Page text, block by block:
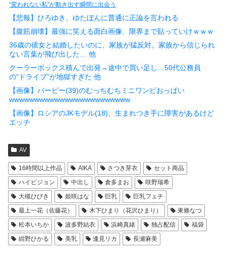
“変われない私”が動き出す瞬間に出会う
【悲報】ひろゆき、ゆたぼんに普通に正論を言われる
【腹筋崩壊】最強に笑える面白画像、限界まで貼っていけｗｗｗ
36歳の彼女と結婚したいのに、家族が猛反対。家族から信じられ
ない言葉が飛び出した… 他
クーラーボックス積んで出発→途中で買い足し…50代公務員
の“ドライブ”が地獄すぎた 他
【画像】バービー(39)のむっちむちミニワンピおっぱい
wwwwwwwwwwwwwwwwwwwwwwww
【画像】ロシアのJKモデル(18)、生まれつき手に障害があるけど
エッチ
AV
16時間以上作品 AIKA さつき芽衣
セット商品
ハイビジョン
中出し 倉多まお
咲野瑞希
大槻ひびき
姫咲はな 巨乳
巨乳フェチ
最上一花（佐藤花）
木下ひまり（花沢ひまり）
東條なつ
松本いちか
波多野結衣 浜崎真緒 独占配信
福袋
紺野ひかる
美乳 逢見リカ 長瀬麻美